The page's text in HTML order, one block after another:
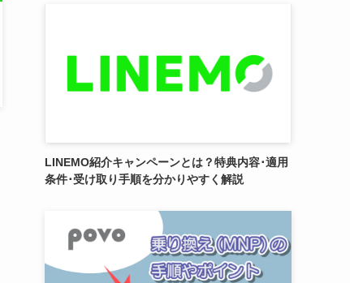
LINEMO紹介キャンペーンとは？特典内容･適用
条件･受け取り手順を分かりやすく解説